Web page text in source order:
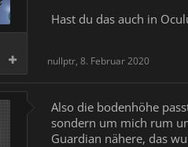
Hast du das auch in
nullptr, 8. Februar 2020
Also die bodenhöhe
sondern um mich rum
Guardian nähere, das